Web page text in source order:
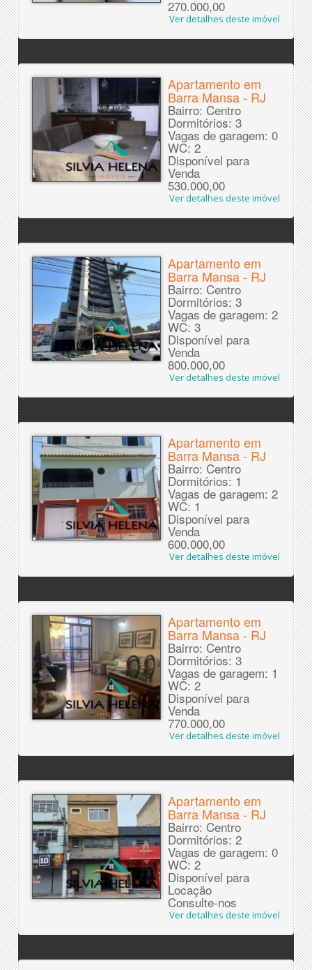
270.000,00
Ver detalhes deste imóvel
Apartamento em
Barra Mansa - RJ
Bairro: Centro
Dormitórios: 3
Vagas de garagem: 0
WC: 2
Disponível para
Venda
530.000,00
Ver detalhes deste imóvel
Apartamento em
Barra Mansa - RJ
Bairro: Centro
Dormitórios: 3
Vagas de garagem: 2
WC: 3
Disponível para
Venda
800.000,00
Ver detalhes deste imóvel
Apartamento em
Barra Mansa - RJ
Bairro: Centro
Dormitórios: 1
Vagas de garagem: 2
WC: 1
Disponível para
Venda
600.000,00
Ver detalhes deste imóvel
Apartamento em
Barra Mansa - RJ
Bairro: Centro
Dormitórios: 3
Vagas de garagem: 1
WC: 2
Disponível para
Venda
770.000,00
Ver detalhes deste imóvel
Apartamento em
Barra Mansa - RJ
Bairro: Centro
Dormitórios: 2
Vagas de garagem: 0
WC: 2
Disponível para
Locação
Consulte-nos
Ver detalhes deste imóvel